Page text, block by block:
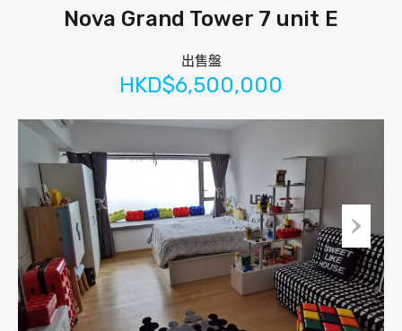
Nova Grand Tower 7 unit E
出售盤
HKD$6,500,000